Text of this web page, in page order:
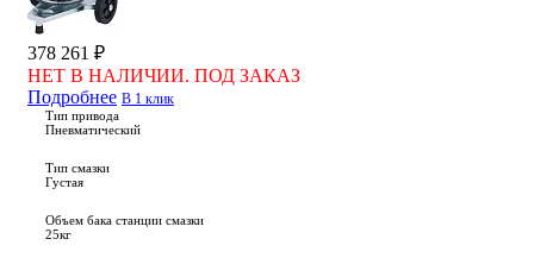
378 261 ₽
НЕТ В НАЛИЧИИ. ПОД ЗАКАЗ
Подробнее В 1 клик
Тип привода
Пневматический
Тип смазки
Густая
Объем бака станции смазки
25кг